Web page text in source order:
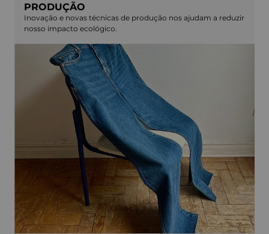
PRODUÇÃO
Inovação e novas técnicas de produção nos ajudam a reduzir
nosso impacto ecológico.